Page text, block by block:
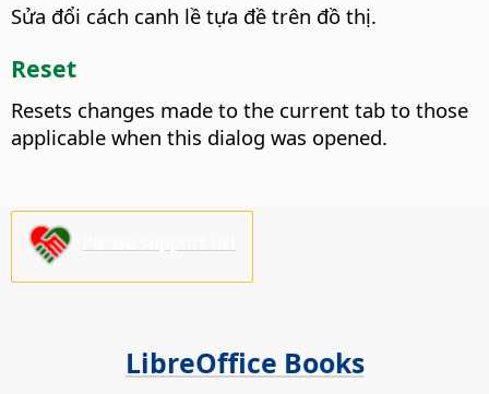
Sửa đổi cách canh lề tựa đề trên đồ thị.
Reset
Resets changes made to the current tab to those
applicable when this dialog was opened.
LibreOffice Books